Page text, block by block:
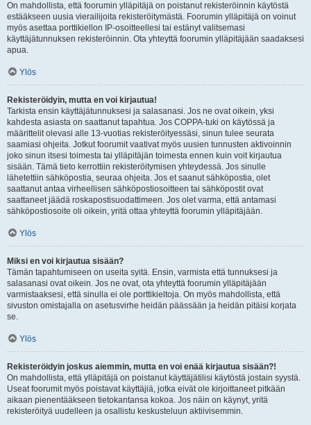
On mahdollista, että foorumin ylläpitäjä on poistanut rekisteröinnin käytöstä
estääkseen uusia vierailijoita rekisteröitymästä. Foorumin ylläpitäjä on voinut
myös asettaa porttikiellon IP-osoitteellesi tai estänyt valitsemasi
käyttäjätunnuksen rekisteröinnin. Ota yhteyttä foorumin ylläpitäjään saadaksesi
apua.
Ylös
Rekisteröidyin, mutta en voi kirjautua!
Tarkista ensin käyttäjätunnuksesi ja salasanasi. Jos ne ovat oikein, yksi
kahdesta asiasta on saattanut tapahtua. Jos COPPA-tuki on käytössä ja
määrittelit olevasi alle 13-vuotias rekisteröityessäsi, sinun tulee seurata
saamiasi ohjeita. Jotkut foorumit vaativat myös uusien tunnusten aktivoinnin
joko sinun itsesi toimesta tai ylläpitäjän toimesta ennen kuin voit kirjautua
sisään. Tämä tieto kerrottiin rekisteröitymisen yhteydessä. Jos sinulle
lähetettiin sähköpostia, seuraa ohjeita. Jos et saanut sähköpostia, olet
saattanut antaa virheellisen sähköpostiosoitteen tai sähköpostit ovat
saattaneet jäädä roskapostisuodattimeen. Jos olet varma, että antamasi
sähköpostiosoite oli oikein, yritä ottaa yhteyttä foorumin ylläpitäjään.
Ylös
Miksi en voi kirjautua sisään?
Tämän tapahtumiseen on useita syitä. Ensin, varmista että tunnuksesi ja
salasanasi ovat oikein. Jos ne ovat, ota yhteyttä foorumin ylläpitäjään
varmistaaksesi, että sinulla ei ole porttikieltoja. On myös mahdollista, että
sivuston omistajalla on asetusvirhe heidän päässään ja heidän pitäisi korjata
se.
Ylös
Rekisteröidyin joskus aiemmin, mutta en voi enää kirjautua sisään?!
On mahdollista, että ylläpitäjä on poistanut käyttäjätilisi käytöstä jostain syystä.
Useat foorumit myös poistavat käyttäjiä, jotka eivät ole kirjoittaneet pitkään
aikaan pienentääkseen tietokantansa kokoa. Jos näin on käynyt, yritä
rekisteröityä uudelleen ja osallistu keskusteluun aktiivisemmin.